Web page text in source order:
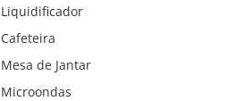
Liquidificador
Cafeteira
Mesa de Jantar
Microondas